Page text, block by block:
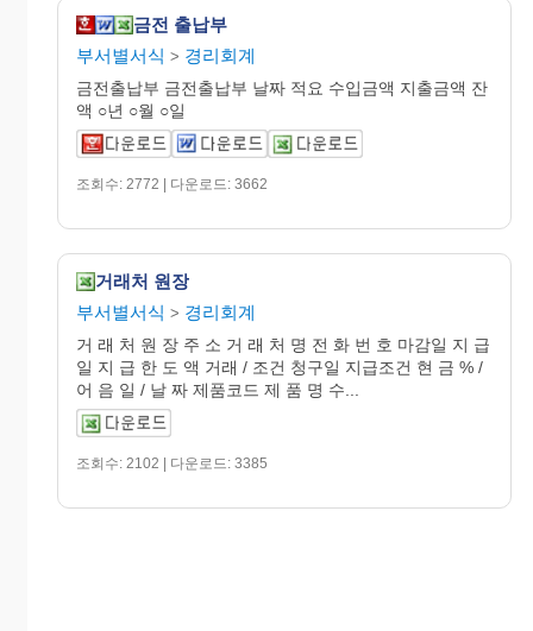
금전 출납부
부서별서식 > 경리회계
금전출납부 금전출납부 날짜 적요 수입금액 지출금액 잔
액 ○년 ○월 ○일
조회수: 2772 | 다운로드: 3662
거래처 원장
부서별서식 > 경리회계
거 래 처 원 장 주 소 거 래 처 명 전 화 번 호 마감일 지 급
일 지 급 한 도 액 거래 / 조건 청구일 지급조건 현 금 % /
어 음 일 / 날 짜 제품코드 제 품 명 수...
조회수: 2102 | 다운로드: 3385